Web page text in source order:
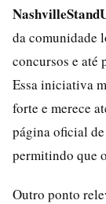
da comunidade
concursos e até
Essa iniciativa
forte e merece
página oficial
permitindo que
Outro ponto